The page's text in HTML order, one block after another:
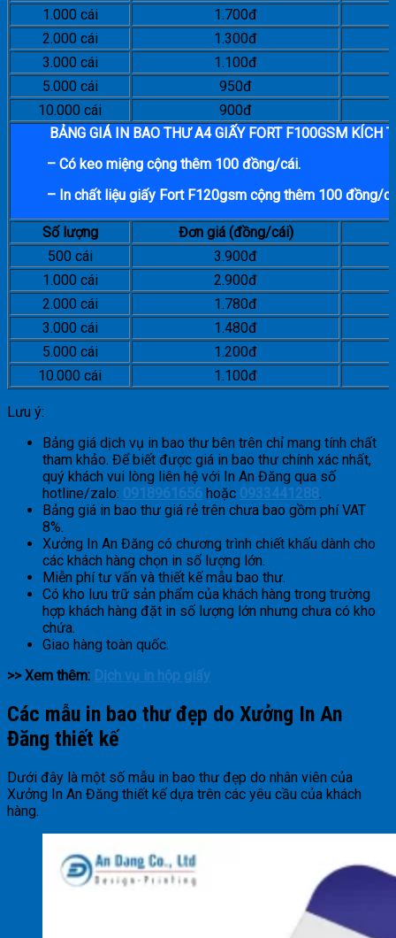
1.000 cái
1.700đ
2.000 cái
1.300đ
3.000 cái
1.100đ
5.000 cái
950đ
10.000 cái
900đ
BẢNG GIÁ IN BAO THƯ A4 GIẤY FORT F100GSM KÍCH
– Có keo miệng cộng thêm 100 đồng/cái.
– In chất liệu giấy Fort F120gsm cộng thêm 100 đồng/
Số lượng
Đơn giá (đồng/cái)
500 cái
3.900đ
1.000 cái
2.900đ
2.000 cái
1.780đ
3.000 cái
1.480đ
5.000 cái
1.200đ
10.000 cái
1.100đ
Lưu ý:
Bảng giá dịch vụ in bao thư bên trên chỉ mang tính chất
tham khảo. Để biết được giá in bao thư chính xác nhất,
quý khách vui lòng liên hệ với In An Đăng qua số
hotline/zalo: 0918961656 hoặc 0933441288.
Bảng giá in bao thư giá rẻ trên chưa bao gồm phí VAT
8%.
Xưởng In An Đăng có chương trình chiết khấu dành cho
các khách hàng chọn in số lượng lớn.
Miễn phí tư vấn và thiết kế mẫu bao thư.
Có kho lưu trữ sản phẩm của khách hàng trong trường
hợp khách hàng đặt in số lượng lớn nhưng chưa có kho
chứa.
Giao hàng toàn quốc.
>> Xem thêm: Dịch vụ in hộp giấy
Các mẫu in bao thư đẹp do Xưởng In An
Đăng thiết kế
Dưới đây là một số mẫu in bao thư đẹp do nhân viên của
Xưởng In An Đăng thiết kế dựa trên các yêu cầu của khách
hàng.